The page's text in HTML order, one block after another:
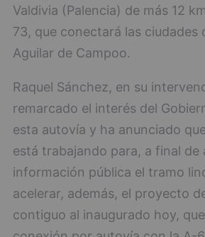
Valdivia (Palencia) de más 12
73, que conectará las ciudades
Aguilar de Campoo.
Raquel Sánchez, en su
remarcado el interés del
esta autovía y ha anunciado
está trabajando para, a final de
información pública el tramo
acelerar, además, el proyecto
contiguo al inaugurado hoy,